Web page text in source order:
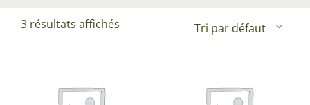
3 résultats affichés